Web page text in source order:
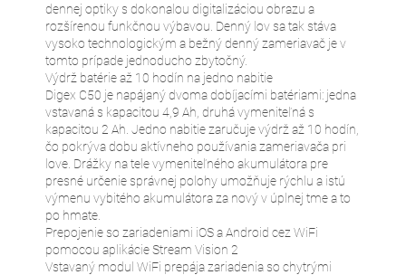
dennej optiky s dokonalou digitalizáciou obrazu a
rozšírenou funkčnou výbavou. Denný lov sa tak stáva
vysoko technologickým a bežný denný zameriavač je v
tomto prípade jednoducho zbytočný.
Výdrž batérie až 10 hodín na jedno nabitie
Digex C50 je napájaný dvoma dobíjacími batériami: jedna
vstavaná s kapacitou 4,9 Ah, druhá vymeniteľná s
kapacitou 2 Ah. Jedno nabitie zaručuje výdrž až 10 hodín,
čo pokrýva dobu aktívneho používania zameriavača pri
love. Drážky na tele vymeniteľného akumulátora pre
presné určenie správnej polohy umožňuje rýchlu a istú
výmenu vybitého akumulátora za nový v úplnej tme a to
po hmate.
Prepojenie so zariadeniami iOS a Android cez WiFi
pomocou aplikácie Stream Vision 2
Vstavaný modul WiFi prepája zariadenia so chytrými